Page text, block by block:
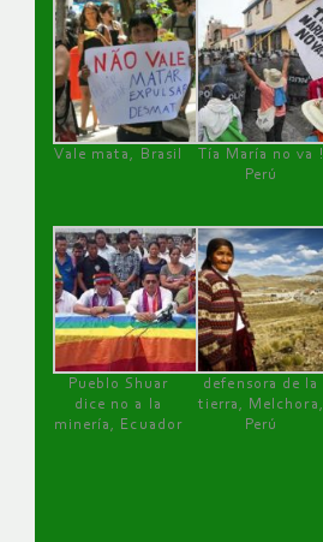
Vale mata, Brasil
Tía María no va !
Perú
Pueblo Shuar
dice no a la
minería, Ecuador
defensora de la
tierra, Melchora,
Perú